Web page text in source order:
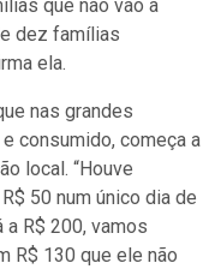
que não vão a
dez famílias
ela.
nas grandes
consumido, começa a
local. “Houve
50 num único dia de
R$ 200, vamos
R$ 130 que ele não